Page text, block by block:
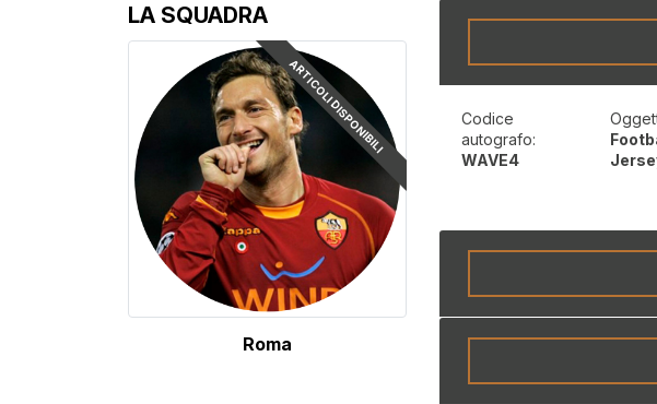
LA SQUADRA
ARTICOLI DISPONIBILI
Roma
Codice
autografo:
WAVE4